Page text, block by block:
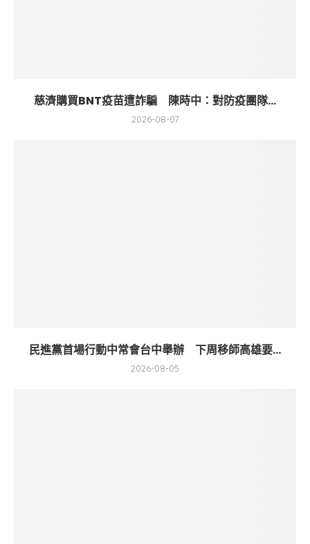
慈濟購買BNT疫苗遭詐騙 陳時中：對防疫團隊...
2026-08-07
民進黨首場行動中常會台中舉辦 下周移師高雄要...
2026-08-05